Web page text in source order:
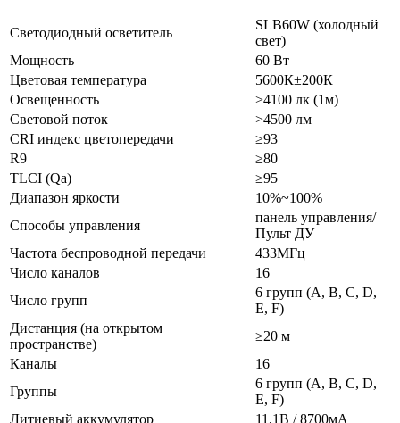
Светодиодный осветитель
SLB60W (холодный
свет)
Мощность
60 Вт
Цветовая температура
5600К±200К
Освещенность
˃4100 лк (1м)
Световой поток
˃4500 лм
CRI индекс цветопередачи
≥93
R9
≥80
TLCI (Qa)
≥95
Диапазон яркости
10%~100%
Способы управления
панель управления/
Пульт ДУ
Частота беспроводной передачи
433МГц
Число каналов
16
Число групп
6 групп (A, B, C, D,
E, F)
Дистанция (на открытом
пространстве)
≥20 м
Каналы
16
Группы
6 групп (A, B, C, D,
E, F)
Литиевый аккумулятор
11,1В / 8700мА